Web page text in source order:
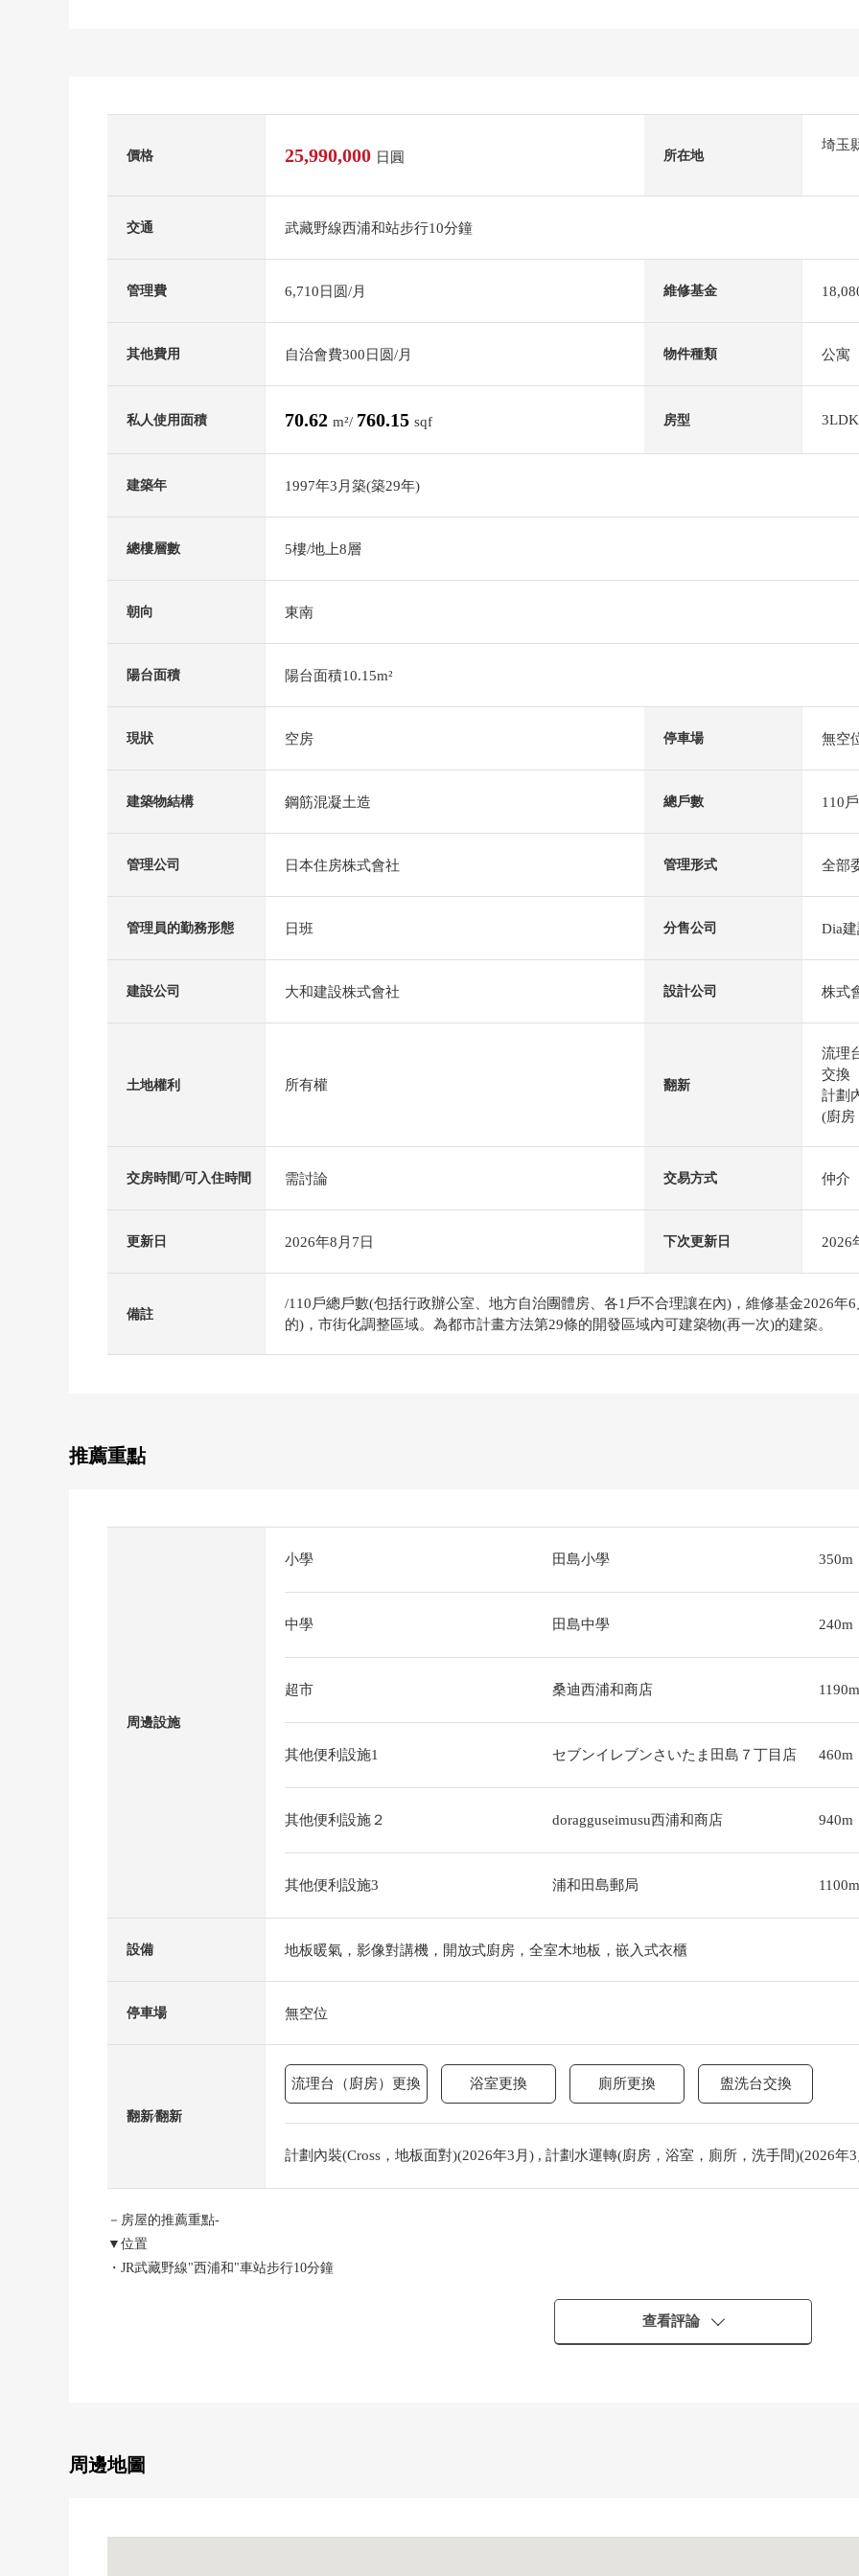
價格 25,990,000 日圓 所在地
埼玉
交通 武藏野線西浦和站步行10分鐘
管理費 6,710日圆/月 維修基金
其他費用 自治會費300日圆/月 物件種類 公寓
私人使用面積 70.62 m²/ 760.15 sqf 房型 3LDK
建築年 1997年3月築(築29年)
總樓層數 5樓/地上8層
朝向 東南
陽台面積 陽台面積10.15m²
現狀 空房 停車場 無空
建築物結構 鋼筋混凝土造 總戶數 110戶
管理公司 日本住房株式會社 管理形式 全部
管理員的勤務形態 日班 分售公司 Dia
建設公司 大和建設株式會社 設計公司 株式
土地權利 所有權 翻新
流理
交換
計劃
(廚房
交房時間/可入住時間 需討論 交易方式 仲介
更新日 2026年8月7日 下次更新日 2026
備註
/110戶總戶數(包括行政辦公室、地方自治團體房、各1戶不合理讓在內)，維修基金2026年
的)，市街化調整區域。為都市計畫方法第29條的開發區域內可建築物(再一次)的建築。
推薦重點
周邊設施
小學 田島小學 350m
中學 田島中學 240m
超市 桑迪西浦和商店 1190m
其他便利設施1 セブンイレブンさいたま田島７丁目店 460m
其他便利設施２ doragguseimusu西浦和商店 940m
其他便利設施3 浦和田島郵局 1100m
設備 地板暖氣，影像對講機，開放式廚房，全室木地板，嵌入式衣櫃
停車場 無空位
翻新⁄翻新
流理台（廚房）更換 浴室更換 廁所更換 盥洗台交換
計劃內裝(Cross，地板面對)(2026年3月) , 計劃水運轉(廚房，浴室，廁所，洗手間)(2026年
－房屋的推薦重點-
▼位置
・JR武藏野線"西浦和"車站步行10分鐘
・人造大理天板的組合廚房
查看評論
周邊地圖